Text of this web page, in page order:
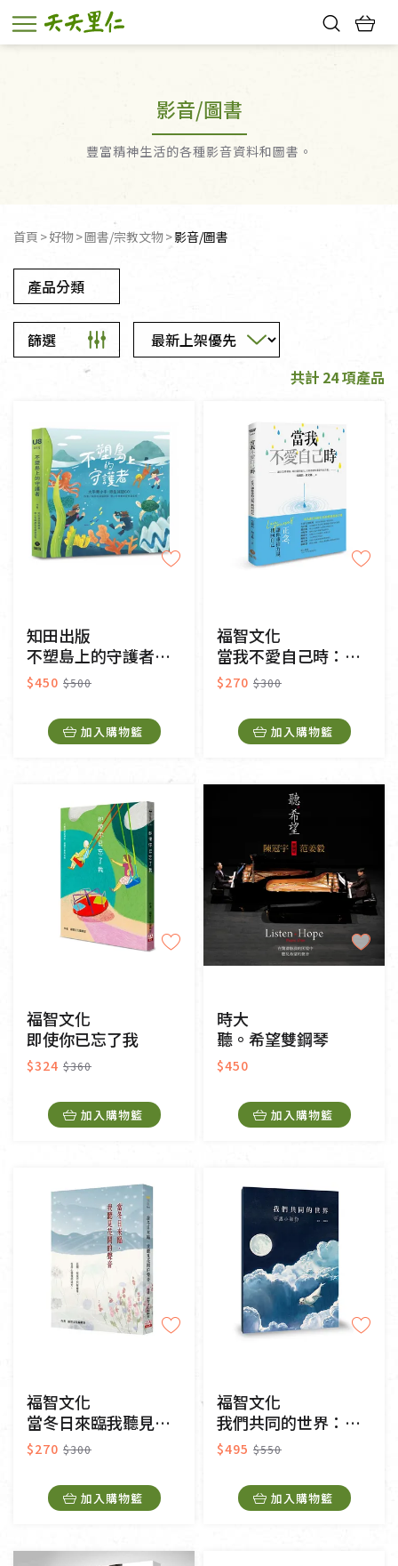
影音/圖書
豐富精神生活的各種影音資料和圖書。
首頁 好物 圖書/宗教文物 影音/圖書
產品分類
篩選
共計 24 項產品
常溫 冷凍
一般網購 門市販售
知田出版
不塑島上的守護者：大手牽小手，師生減塑GO!
$450 $500
加入購物籃
福智文化
當我不愛自己時：正念，讓你重拾力量，找回自己
$270 $300
加入購物籃
福智文化
即使你已忘了我
$324 $360
加入購物籃
時大
聽。希望雙鋼琴
$450
加入購物籃
福智文化
當冬日來臨我聽見花開的聲音
$270 $300
加入購物籃
福智文化
我們共同的世界：守護小海豹
$495 $550
加入購物籃